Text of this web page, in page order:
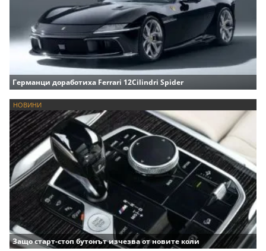
Германци доработиха Ferrari 12Cilindri Spider
НОВИНИ
Защо старт-стоп бутонът изчезва от новите коли